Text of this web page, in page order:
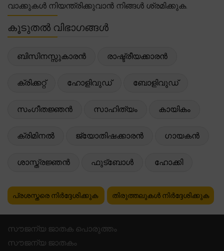
വാക്കുകൾ നിയന്ത്രിക്കുവാൻ നിങ്ങൾ ശ്രമിക്കുക.
കൂടുതൽ വിഭാഗങ്ങൾ
ബിസിനസ്സുകാരൻ രാഷ്ട്രീയക്കാരൻ
ക്രിക്കറ്റ് ഹോളിവുഡ് ബോളിവുഡ്
സംഗീതജ്ഞൻ സാഹിത്യം കായികം
ക്രിമിനൽ ജ്യോതിഷക്കാരൻ ഗായകൻ
ശാസ്ത്രജ്ഞൻ ഫുട്ബോൾ ഹോക്കി
പ്രശസ്തരെ നിർദ്ദേശിക്കുക തിരുത്തലുകൾ നിർദ്ദേശിക്കുക
സൗജന്യ ജാതക പൊരുത്തം
സൗജന്യ ജാതകം